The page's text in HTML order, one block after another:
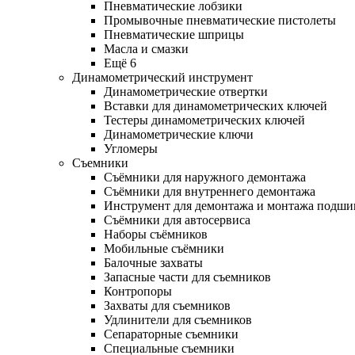
Пневматические лобзики
Промывочные пневматические пистолеты
Пневматические шприцы
Масла и смазки
Ещё 6
Динамометрический инструмент
Динамометрические отвертки
Вставки для динамометрических ключей
Тестеры динамометрических ключей
Динамометрические ключи
Угломеры
Съемники
Съёмники для наружного демонтажа
Съёмники для внутреннего демонтажа
Инструмент для демонтажа и монтажа
Съёмники для автосервиса
Наборы съёмников
Мобильные съёмники
Балочные захваты
Запасные части для съемников
Контропоры
Захваты для съемников
Удлинители для съемников
Сепараторные съемники
Специальные съемники